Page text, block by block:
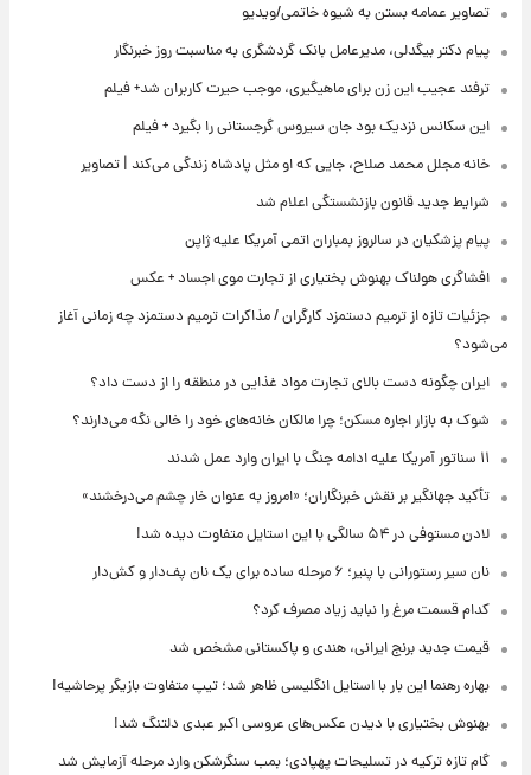
تصاویر عمامه بستن به شیوه خاتمی/ویدیو
پیام دکتر بیگدلی، مدیرعامل بانک گردشگری به مناسبت روز خبرنگار
ترفند عجیب این زن برای ماهیگیری، موجب حیرت کاربران شد+ فیلم
این سکانس نزدیک بود جان سیروس گرجستانی را بگیرد + فیلم
خانه مجلل محمد صلاح، جایی که او مثل پادشاه زندگی می‌کند | تصاویر
شرایط جدید قانون بازنشستگی اعلام شد
پیام پزشکیان در سالروز بمباران اتمی آمریکا علیه ژاپن
افشاگری هولناک بهنوش بختیاری از تجارت موی اجساد + عکس
جزئیات تازه از ترمیم دستمزد کارگران / مذاکرات ترمیم دستمزد چه زمانی آغاز
می‌شود؟
ایران چگونه دست بالای تجارت مواد غذایی در منطقه را از دست داد؟
شوک به بازار اجاره مسکن؛ چرا مالکان خانه‌های خود را خالی نگه می‌دارند؟
۱۱ سناتور آمریکا علیه ادامه جنگ با ایران وارد عمل شدند
تأکید جهانگیر بر نقش خبرنگاران؛ «امروز به عنوان خار چشم می‌درخشند»
لادن مستوفی در ۵۴ سالگی با این استایل متفاوت دیده شد!
نان سیر رستورانی با پنیر؛ ۶ مرحله ساده برای یک نان پف‌دار و کش‌دار
کدام قسمت مرغ را نباید زیاد مصرف کرد؟
قیمت جدید برنج ایرانی، هندی و پاکستانی مشخص شد
بهاره رهنما این بار با استایل انگلیسی ظاهر شد؛ تیپ متفاوت بازیگر پرحاشیه!
بهنوش بختیاری با دیدن عکس‌های عروسی اکبر عبدی دلتنگ شد!
گام تازه ترکیه در تسلیحات پهپادی؛ بمب سنگرشکن وارد مرحله آزمایش شد